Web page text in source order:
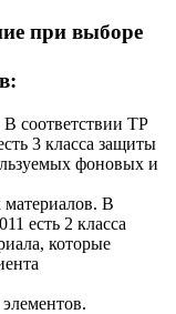
при выборе
соответствии ТР
3 класса защиты
фоновых и
В
есть 2 класса
которые